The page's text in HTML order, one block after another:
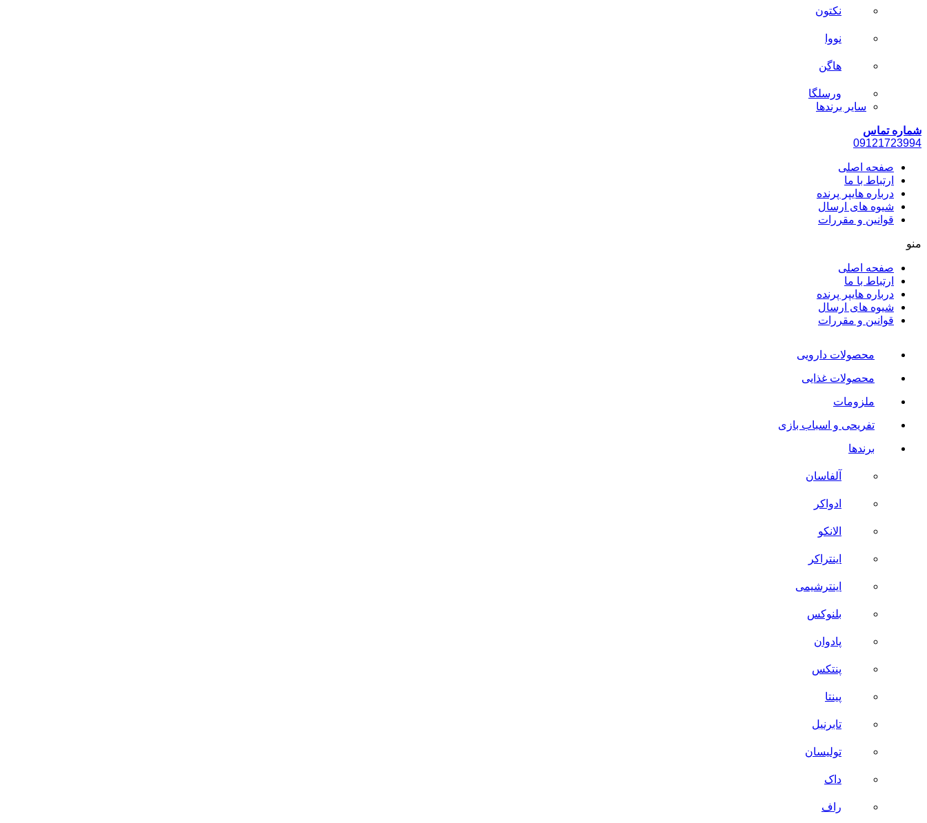
نکتون
نووا
هاگن
ورسلگا
سایر برند‌ها
شماره تماس
09121723994
صفحه اصلی
ارتباط با ما
درباره هایپر پرنده
شیوه های ارسال
قوانین و مقررات
منو
صفحه اصلی
ارتباط با ما
درباره هایپر پرنده
شیوه های ارسال
قوانین و مقررات
محصولات دارویی
محصولات غذایی
ملزومات
تفریحی و اسباب بازی
برندها
آلفاسان
ادواکر
الانکو
اینتراکر
اینترشیمی
بلنوکس
پادوان
پنتکس
پینتا
تابرنیل
تولیسان
داک
راف